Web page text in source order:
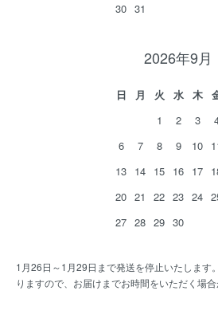
30 31
2026年9月
日 月 火 水 木
1
2 3
6
7 8 9 10
13 14 15 16 17
20 21 22 23 24
27 28 29 30
1月26日～1月29日まで発送を停止いたします
りますので、お届けまでお時間をいただく場合